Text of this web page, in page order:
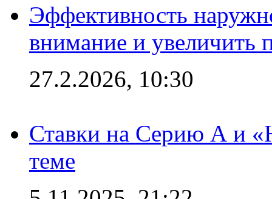
Эффективность
внимание и увеличить
27.2.2026, 10:30
Ставки на Серию А и
теме